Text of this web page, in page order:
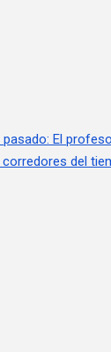
El
del